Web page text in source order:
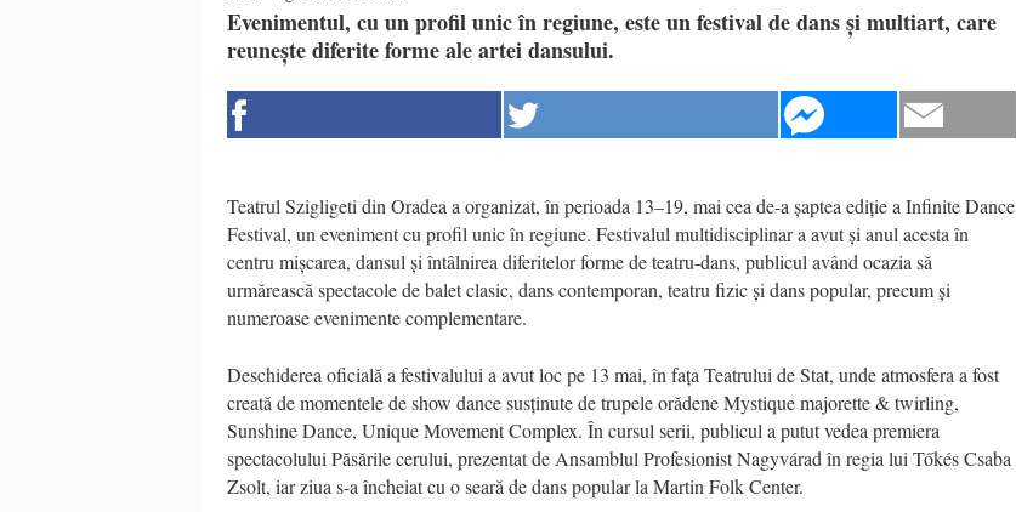
Evenimentul, cu un profil unic în regiune, este un festival de dans și multiart, care
reunește diferite forme ale artei dansului.
Teatrul Szigligeti din Oradea a organizat, în perioada 13–19, mai cea de-a șaptea ediție a Infinite Dance
Festival, un eveniment cu profil unic în regiune. Festivalul multidisciplinar a avut și anul acesta în
centru mișcarea, dansul și întâlnirea diferitelor forme de teatru-dans, publicul având ocazia să
urmărească spectacole de balet clasic, dans contemporan, teatru fizic și dans popular, precum și
numeroase evenimente complementare.
Deschiderea oficială a festivalului a avut loc pe 13 mai, în fața Teatrului de Stat, unde atmosfera a fost
creată de momentele de show dance susținute de trupele orădene Mystique majorette & twirling,
Sunshine Dance, Unique Movement Complex. În cursul serii, publicul a putut vedea premiera
spectacolului Păsările cerului, prezentat de Ansamblul Profesionist Nagyvárad în regia lui Tőkés Csaba
Zsolt, iar ziua s-a încheiat cu o seară de dans popular la Martin Folk Center.